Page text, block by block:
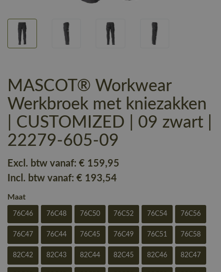
MASCOT® Workwear
Werkbroek met kniezakken
| CUSTOMIZED | 09 zwart |
22279-605-09
Excl. btw vanaf: € 159,95
Incl. btw vanaf: € 193,54
Maat
76C46 76C48 76C50 76C52 76C54 76C56
76C47 76C44 76C45 76C49 76C51 76C58
82C42 82C43 82C44 82C45 82C46 82C47